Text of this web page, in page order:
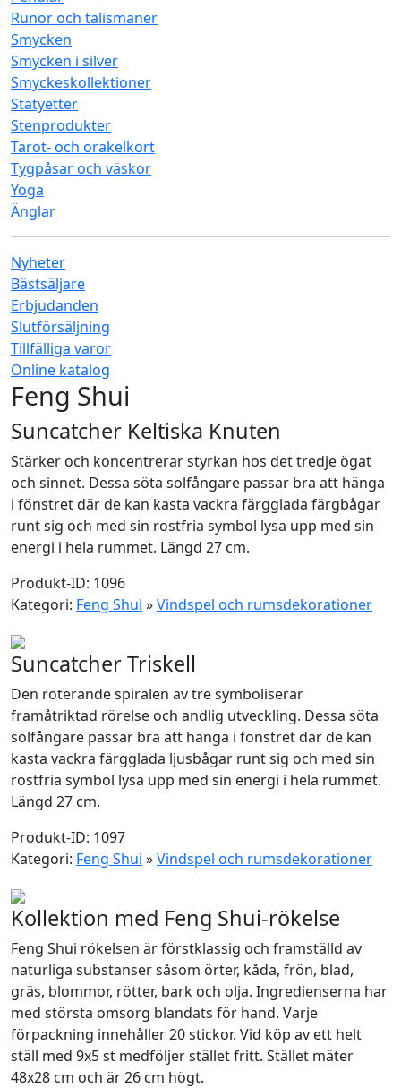
Runor och talismaner
Smycken
Smycken i silver
Smyckeskollektioner
Statyetter
Stenprodukter
Tarot- och orakelkort
Tygpåsar och väskor
Yoga
Änglar
Nyheter
Bästsäljare
Erbjudanden
Slutförsäljning
Tillfälliga varor
Online katalog
Feng Shui
Suncatcher Keltiska Knuten
Stärker och koncentrerar styrkan hos det tredje ögat
och sinnet. Dessa söta solfångare passar bra att hänga
i fönstret där de kan kasta vackra färgglada färgbågar
runt sig och med sin rostfria symbol lysa upp med sin
energi i hela rummet. Längd 27 cm.
Produkt-ID: 1096
Kategori: Feng Shui »Vindspel och rumsdekorationer
Suncatcher Triskell
Den roterande spiralen av tre symboliserar
framåtriktad rörelse och andlig utveckling. Dessa söta
solfångare passar bra att hänga i fönstret där de kan
kasta vackra färgglada ljusbågar runt sig och med sin
rostfria symbol lysa upp med sin energi i hela rummet.
Längd 27 cm.
Produkt-ID: 1097
Kategori: Feng Shui »Vindspel och rumsdekorationer
Kollektion med Feng Shui-rökelse
Feng Shui rökelsen är förstklassig och framställd av
naturliga substanser såsom örter, kåda, frön, blad,
gräs, blommor, rötter, bark och olja. Ingredienserna har
med största omsorg blandats för hand. Varje
förpackning innehåller 20 stickor. Vid köp av ett helt
ställ med 9x5 st medföljer stället fritt. Stället mäter
48x28 cm och är 26 cm högt.